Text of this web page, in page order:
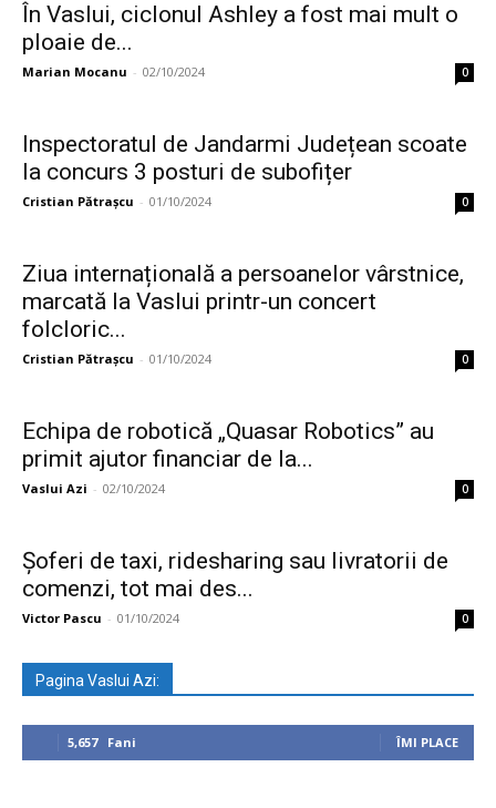
În Vaslui, ciclonul Ashley a fost mai mult o
ploaie de...
Marian Mocanu - 02/10/2024 0
Inspectoratul de Jandarmi Județean scoate
la concurs 3 posturi de subofițer
Cristian Pătrașcu - 01/10/2024 0
Ziua internațională a persoanelor vârstnice,
marcată la Vaslui printr-un concert
folcloric...
Cristian Pătrașcu - 01/10/2024 0
Echipa de robotică „Quasar Robotics” au
primit ajutor financiar de la...
Vaslui Azi - 02/10/2024 0
Șoferi de taxi, ridesharing sau livratorii de
comenzi, tot mai des...
Victor Pascu - 01/10/2024 0
Pagina Vaslui Azi:
5,657 Fani ÎMI PLACE